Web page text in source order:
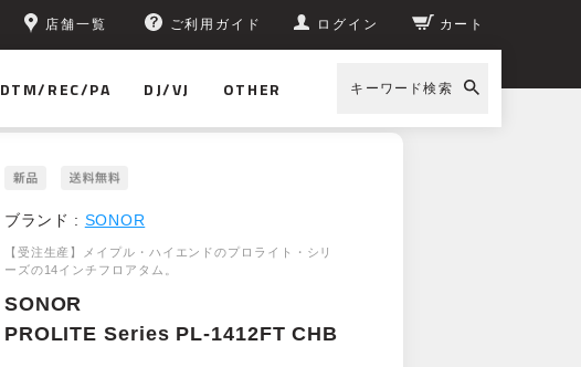
店舗一覧 ご利用ガイド ログイン カート
DTM/REC/PA DJ/VJ OTHER キーワード検索
ブランド : SONOR
【受注生産】メイプル・ハイエンドのプロライト・シリ
ーズの14インチフロアタム。
SONOR
PROLITE Series PL-1412FT CHB